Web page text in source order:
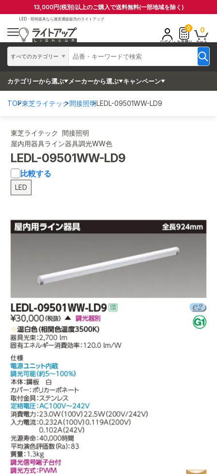
13,000円(税別)以上のご購入で送料無料(一部地域を除く)
LED・照明器具なら激安通販販売のライトアップ
すべてのカテゴリー
ログイン
0
お見積り
0
カート
カテゴリーから選ぶ メーカーから選ぶ キャンペーン
TOP東芝ライテック間接照明LEDL-09501WW-LD9
東芝ライテック 間接照明
屋内用器具ライン器具調光WW色
LEDL-09501WW-LD9
比較する
LED